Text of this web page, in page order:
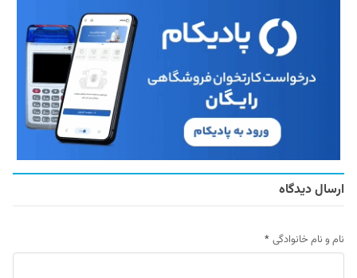
ارسال دیدگاه
نام و نام خانوادگی *